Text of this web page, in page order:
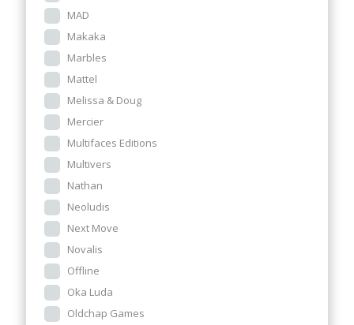
MAD
Makaka
Marbles
Mattel
Melissa & Doug
Mercier
Multifaces Editions
Multivers
Nathan
Neoludis
Next Move
Novalis
Offline
Oka Luda
Oldchap Games